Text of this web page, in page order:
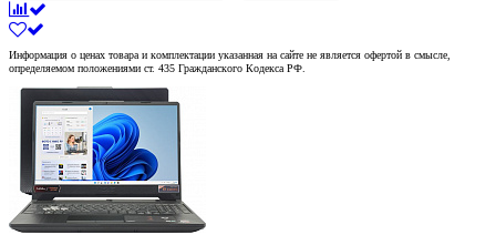
Информация о ценах товара и комплектации указанная на сайте не является офертой в смысле,
определяемом положениями ст. 435 Гражданского Кодекса РФ.